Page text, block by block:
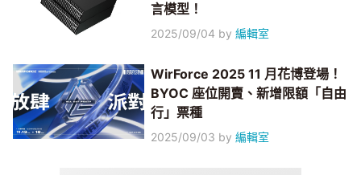
言模型！
2025/09/04 by編輯室
WirForce 2025 11 月花博登場！
BYOC 座位開賣、新增限額「自由
行」票種
2025/09/03 by編輯室